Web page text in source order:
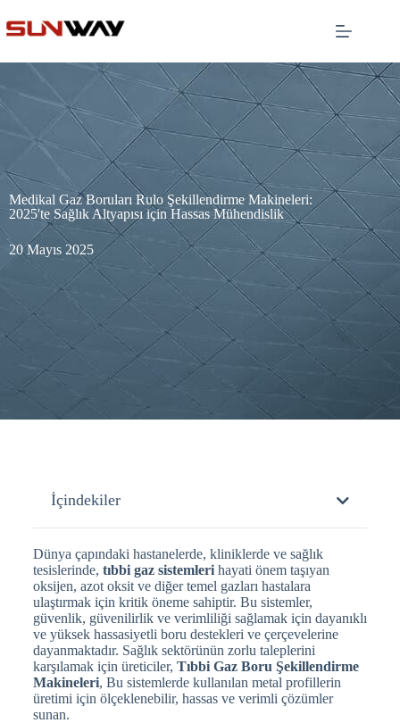
Medikal Gaz Boruları Rulo Şekillendirme Makineleri:
2025'te Sağlık Altyapısı için Hassas Mühendislik
20 Mayıs 2025
İçindekiler
Dünya çapındaki hastanelerde, kliniklerde ve sağlık
tesislerinde, tıbbi gaz sistemlerihayati önem taşıyan
oksijen, azot oksit ve diğer temel gazları hastalara
ulaştırmak için kritik öneme sahiptir. Bu sistemler,
güvenlik, güvenilirlik ve verimliliği sağlamak için dayanıklı
ve yüksek hassasiyetli boru destekleri ve çerçevelerine
dayanmaktadır. Sağlık sektörünün zorlu taleplerini
karşılamak için üreticiler, Tıbbi Gaz Boru Şekillendirme
Makineleri, Bu sistemlerde kullanılan metal profillerin
üretimi için ölçeklenebilir, hassas ve verimli çözümler
sunan.